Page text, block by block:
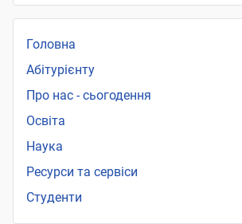
Головна
Абітурієнту
Про нас - сьогодення
Освіта
Наука
Ресурси та сервіси
Студенти